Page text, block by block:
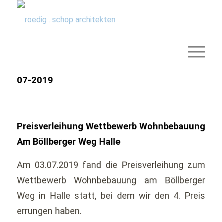
07-2019
Preisverleihung Wettbewerb Wohnbebauung
Am Böllberger Weg Halle
Am 03.07.2019 fand die Preisverleihung zum
Wettbewerb Wohnbebauung am Böllberger
Weg in Halle statt, bei dem wir den 4. Preis
errungen haben.